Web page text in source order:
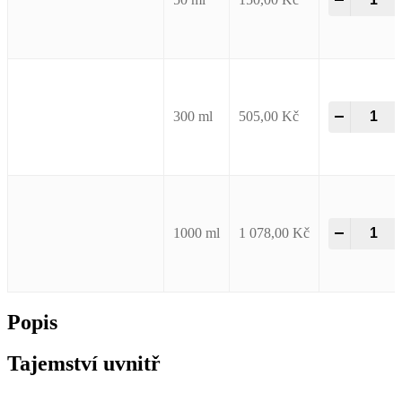
300 ml 505,00 Kč
–
1000 ml 1 078,00 Kč
–
Popis
Tajemství uvnitř